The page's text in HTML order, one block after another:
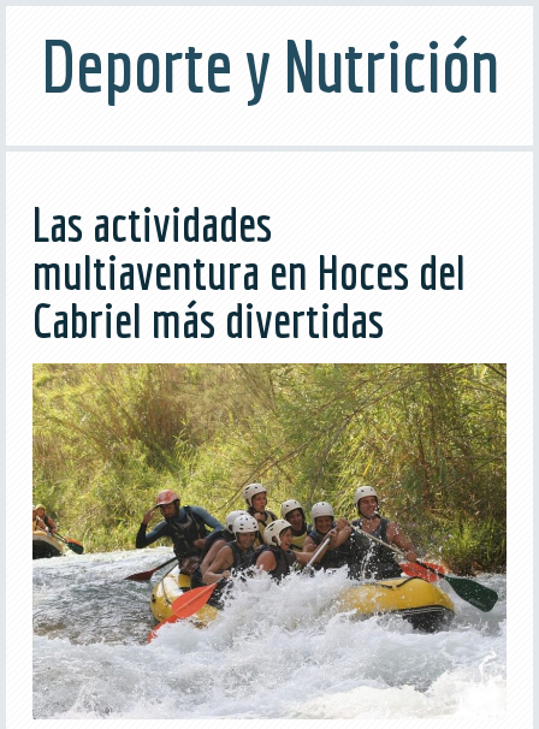
Deporte y Nutrición
Las actividades
multiaventura en Hoces del
Cabriel más divertidas